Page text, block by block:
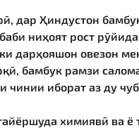
дар Ҳиндустон
ниҳоят рост
дарҳояшон овезон
бамбук рамзи
чинии иборат аз ду
химиявӣ ва ё